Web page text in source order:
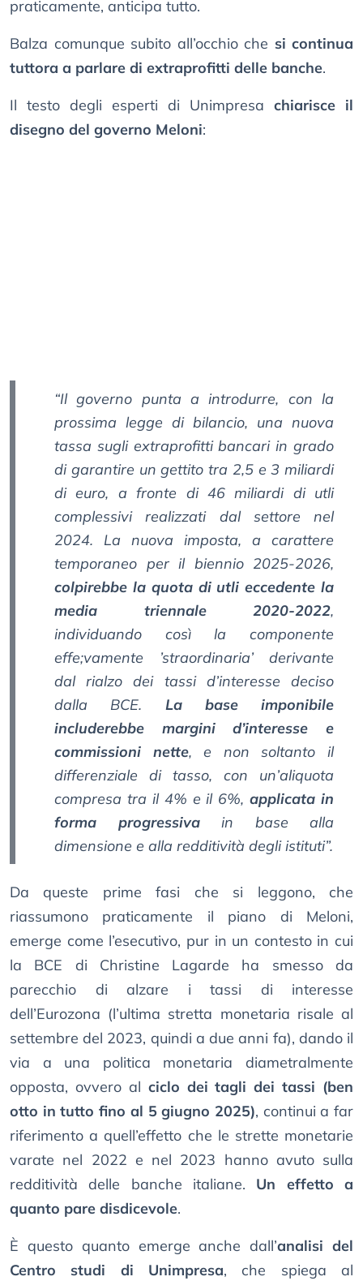
praticamente, anticipa tutto.
Balza comunque subito all’occhio che si continua
tuttora a parlare di extraprofitti delle banche.
Il testo degli esperti di Unimpresa chiarisce il
disegno del governo Meloni:
“Il governo punta a introdurre, con la
prossima legge di bilancio, una nuova
tassa sugli extraprofitti bancari in grado
di garantire un gettito tra 2,5 e 3 miliardi
di euro, a fronte di 46 miliardi di utli
complessivi realizzati dal settore nel
2024. La nuova imposta, a carattere
temporaneo per il biennio 2025-2026,
colpirebbe la quota di utli eccedente la
media triennale 2020-2022,
individuando così la componente
effe;vamente ’straordinaria’ derivante
dal rialzo dei tassi d’interesse deciso
dalla BCE. La base imponibile
includerebbe margini d’interesse e
commissioni nette, e non soltanto il
differenziale di tasso, con un’aliquota
compresa tra il 4% e il 6%,applicata in
forma progressivain base alla
dimensione e alla redditività degli istituti”.
Da queste prime fasi che si leggono, che
riassumono praticamente il piano di Meloni,
emerge come l’esecutivo, pur in un contesto in cui
la BCE di Christine Lagarde ha smesso da
parecchio di alzare i tassi di interesse
dell’Eurozona (l’ultima stretta monetaria risale al
settembre del 2023, quindi a due anni fa), dando il
via a una politica monetaria diametralmente
opposta, ovvero al ciclo dei tagli dei tassi (ben
otto in tutto fino al 5 giugno 2025), continui a far
riferimento a quell’effetto che le strette monetarie
varate nel 2022 e nel 2023 hanno avuto sulla
redditività delle banche italiane. Un effetto a
quanto pare disdicevole.
È questo quanto emerge anche dall’analisi del
Centro studi di Unimpresa, che spiega al